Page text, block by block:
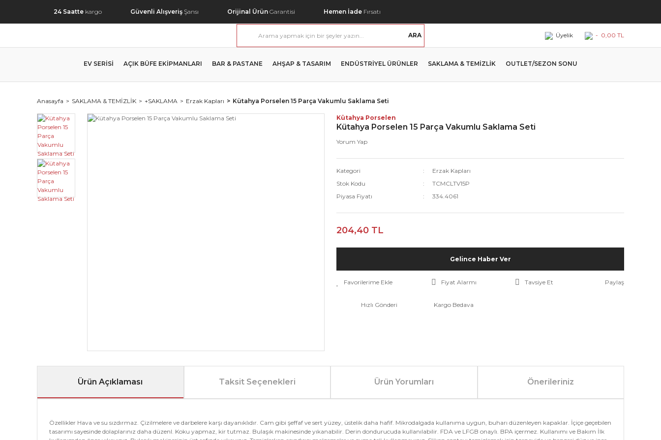
24 Saatte kargo Güvenli Alışveriş Şansı Orijinal Ürün Garantisi Hemen İade Fırsatı
ARA Üyelik - 0,00 TL
EV SERİSİ AÇIK BÜFE EKİPMANLARI BAR & PASTANE AHŞAP & TASARIM ENDÜSTRİYEL ÜRÜNLER SAKLAMA & TEMİZLİK OUTLET/SEZON SONU
Anasayfa SAKLAMA & TEMİZLİK +SAKLAMA Erzak Kapları Kütahya Porselen 15 Parça Vakumlu Saklama Seti
Kütahya Porselen
Kütahya Porselen 15 Parça Vakumlu Saklama Seti
Yorum Yap
Kategori
Erzak Kapları
Stok Kodu
TCMCLTV15P
Piyasa Fiyatı
334.4061
204,40 TL
Gelince Haber Ver
Fiyat Alarmı Tavsiye Et Paylaş
Hızlı Gönderi Kargo Bedava
Ürün Açıklaması Taksit Seçenekleri Ürün Yorumları Önerileriniz
Özellikler Hava ve su sızdırmaz. Çizilmelere ve darbelere karşı dayanıklıdır. Cam gibi şeffaf ve sert yüzey, üstelik daha hafif. Mikrodalgada kullanıma uygun, buharı düzenleyen kapaklar. İçiçe geçebilen
tasarımı sayesinde dolaplarınız daha düzenl. Koku yapmaz, kir tutmaz. Bulaşık makinesinde yıkanabilir. Derin dondurucuda kullanılabilir. FDA ve LFGB onaylı. BPA içermez. Kullanımı ve Bakım İlk